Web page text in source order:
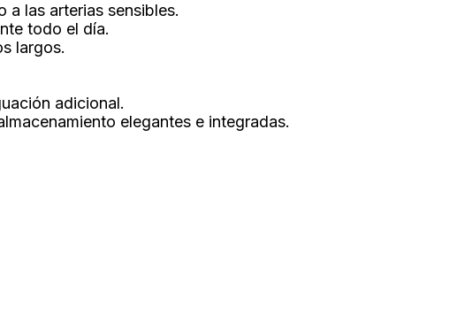
a las arterias sensibles.
todo el día.
largos.
adicional.
elegantes e integradas.